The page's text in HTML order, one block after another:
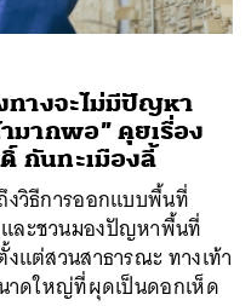
ทางจะไม่มีปัญหา
มากพอ” คุยเรื่อง
กันทะเมืองลี้
วิธีการออกแบบพื้นที่
ละชวนมองปัญหาพื้นที่
แต่สวนสาธารณะ ทางเท้า
นาดใหญ่ที่ผุดเป็นดอกเห็ด